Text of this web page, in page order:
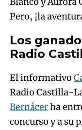
Radio
Radio Castilla-
Bernácer ha
concurso y a su
ha acompañado
Alonso y Pablo
An error